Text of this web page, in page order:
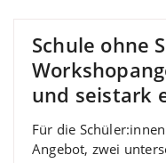
Schule ohne
und seistark
Für die
Angebot, zwei